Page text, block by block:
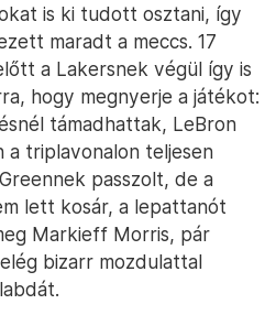
is ki tudott osztani, így
maradt a meccs. 17
a Lakersnek végül így is
hogy megnyerje a játékot:
támadhattak, LeBron
a triplavonalon teljesen
passzolt, de a
lett kosár, a lepattanót
Markieff Morris, pár
bizarr mozdulattal